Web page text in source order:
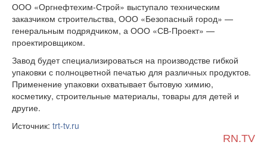
ООО «Оргнефтехим-Строй» выступало техническим
заказчиком строительства, ООО «Безопасный город» —
генеральным подрядчиком, а ООО «СВ-Проект» —
проектировщиком.
Завод будет специализироваться на производстве гибкой
упаковки с полноцветной печатью для различных продуктов.
Применение упаковки охватывает бытовую химию,
косметику, строительные материалы, товары для детей и
другие.
Источник: trt-tv.ru
RN.TV